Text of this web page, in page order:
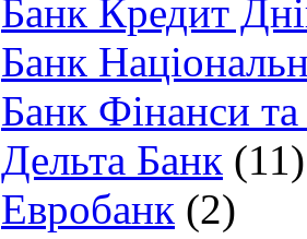
Банк Кредит
Банк
Банк Фінанси
Дельта Банк (11)
Евробанк (2)